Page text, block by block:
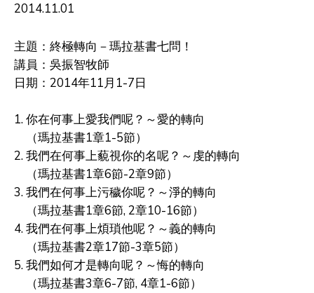
2014.11.01
主題：終極轉向－瑪拉基書七問！
講員：吳振智牧師
日期：2014年11月1-7日
1. 你在何事上愛我們呢？～愛的轉向
（瑪拉基書1章1-5節）
2. 我們在何事上藐視你的名呢？～虔的轉向
（瑪拉基書1章6節-2章9節）
3. 我們在何事上污穢你呢？～淨的轉向
（瑪拉基書1章6節, 2章10-16節）
4. 我們在何事上煩瑣他呢？～義的轉向
（瑪拉基書2章17節-3章5節）
5. 我們如何才是轉向呢？～悔的轉向
（瑪拉基書3章6-7節, 4章1-6節）